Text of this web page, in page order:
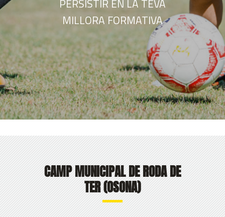
PERSISTIR EN LA TEVA
MILLORA FORMATIVA
CAMP MUNICIPAL DE RODA DE
TER (OSONA)